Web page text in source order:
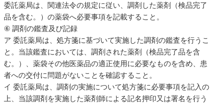
委託薬局は、関連法令の規定に従い、調剤した薬剤（検品完了
品を含む。）の薬袋へ必要事項を記載すること。
⑥ 調剤の鑑査及び記録
ア 委託薬局は、処方箋に基づいて実施した調剤の鑑査を行うこ
と。当該鑑査においては、調剤された薬剤（検品完了品を含
む。）、薬袋その他医薬品の適正使用に必要なものを含め、患
者への交付に問題がないことを確認すること。
イ 委託薬局は、調剤の実施について処方箋に必要事項を記入の
上、当該調剤を実施した薬剤師による記名押印又は署名を行う